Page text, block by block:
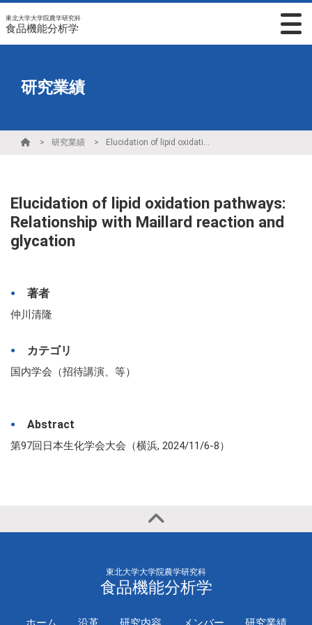
東北大学大学院農学研究科
食品機能分析学
研究業績
研究業績 Elucidation of lipid oxidation pathways: Relationship with Maillard reaction and glycation
Elucidation of lipid oxidation pathways:
Relationship with Maillard reaction and
glycation
著者
仲川清隆
カテゴリ
国内学会（招待講演、等）
Abstract
第97回日本生化学会大会（横浜, 2024/11/6-8）
東北大学大学院農学研究科
食品機能分析学